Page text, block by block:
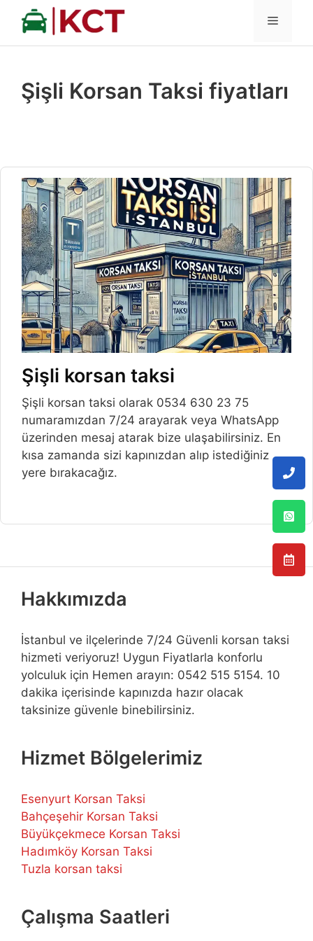
İçeriğe
MENÜ
Şişli Korsan Taksi fiyatları
Şişli korsan taksi
Şişli korsan taksi olarak 0534 630 23 75
numaramızdan 7/24 arayarak veya WhatsApp
üzerinden mesaj atarak bize ulaşabilirsiniz. En
kısa zamanda sizi kapınızdan alıp istediğiniz
yere bırakacağız.
Hakkımızda
İstanbul ve ilçelerinde 7/24 Güvenli korsan taksi
hizmeti veriyoruz! Uygun Fiyatlarla konforlu
yolculuk için Hemen arayın: 0542 515 5154. 10
dakika içerisinde kapınızda hazır olacak
taksinize güvenle binebilirsiniz.
Hizmet Bölgelerimiz
Esenyurt Korsan Taksi
Bahçeşehir Korsan Taksi
Büyükçekmece Korsan Taksi
Hadımköy Korsan Taksi
Tuzla korsan taksi
Çalışma Saatleri